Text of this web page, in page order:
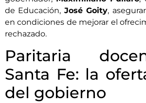
de Educación, José Goity,
en condiciones de mejorar el
rechazado.
Paritaria
Santa Fe: la
del gobierno